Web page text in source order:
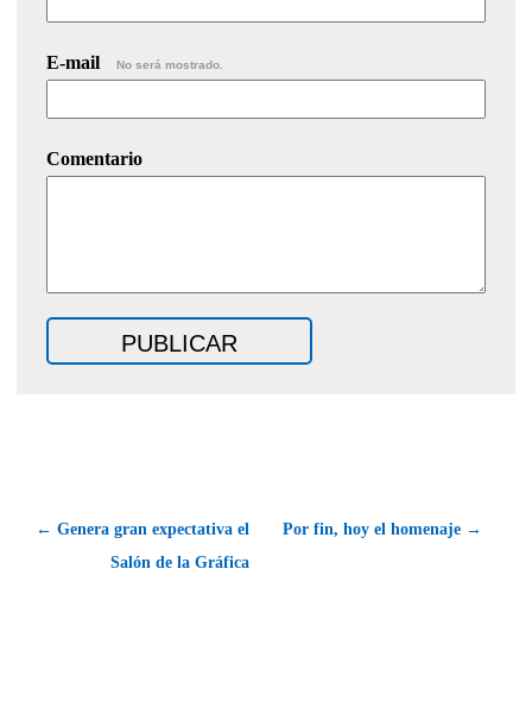
E-mail No será mostrado.
Comentario
← Genera gran expectativa el
Salón de la Gráfica
Por fin, hoy el homenaje →